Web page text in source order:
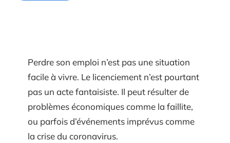
Perdre son emploi n’est pas une situation
facile à vivre. Le licenciement n’est pourtant
pas un acte fantaisiste. Il peut résulter de
problèmes économiques comme la faillite,
ou parfois d’événements imprévus comme
la crise du coronavirus.